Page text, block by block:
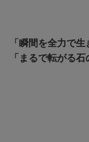
「瞬間を全力で
「まるで転がる石